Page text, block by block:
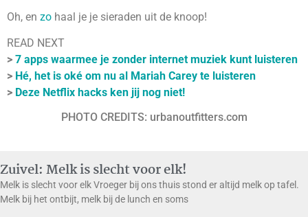
Oh, en zo haal je je sieraden uit de knoop!
READ NEXT
> 7 apps waarmee je zonder internet muziek kunt luisteren
> Hé, het is oké om nu al Mariah Carey te luisteren
> Deze Netflix hacks ken jij nog niet!
PHOTO CREDITS: urbanoutfitters.com
Zuivel: Melk is slecht voor elk!
Melk is slecht voor elk Vroeger bij ons thuis stond er altijd melk op tafel.
Melk bij het ontbijt, melk bij de lunch en soms